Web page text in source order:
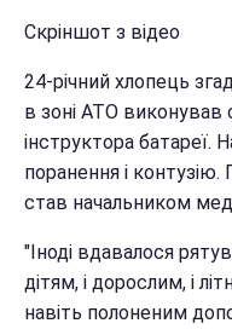
Скріншот з відео
24-річний хлопець
в зоні АТО виконував
інструктора батареї.
поранення і
став начальником
"Іноді вдавалося
дітям, і дорослим, і
навіть полоненим